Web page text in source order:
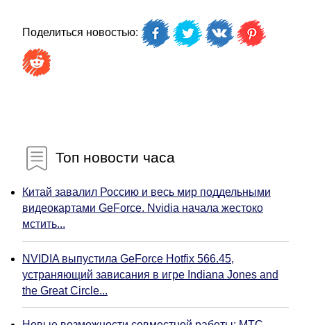
Поделиться новостью:
Топ новости часа
Китай завалил Россию и весь мир поддельными
видеокартами GeForce. Nvidia начала жестоко
мстить...
NVIDIA выпустила GeForce Hotfix 566.45,
устраняющий зависания в игре Indiana Jones and
the Great Circle...